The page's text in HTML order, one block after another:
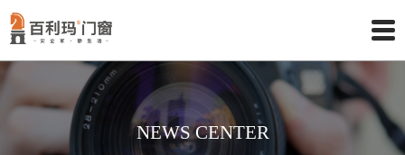
NEWS CENTER